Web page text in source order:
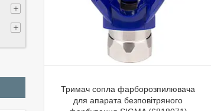
Тримач сопла фарборозпилювача
для апарата безповітряного